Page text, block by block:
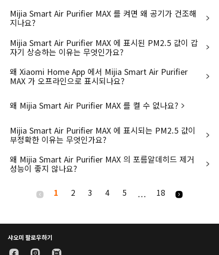
Mijia Smart Air Purifier MAX 를 켜면 왜 공기가 건조해
지나요?
Mijia Smart Air Purifier MAX 에 표시된 PM2.5 값이 갑
자기 상승하는 이유는 무엇인가요?
왜 Xiaomi Home App 에서 Mijia Smart Air Purifier
MAX 가 오프라인으로 표시되나요?
왜 Mijia Smart Air Purifier MAX 를 켤 수 없나요?
Mijia Smart Air Purifier MAX 에 표시되는 PM2.5 값이
부정확한 이유는 무엇인가요?
왜 Mijia Smart Air Purifier MAX 의 포름알데히드 제거
성능이 좋지 않나요?
1 2 3 4 5 ... 18
샤오미 팔로우하기